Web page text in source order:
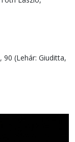
90 (Lehár: Giuditta,